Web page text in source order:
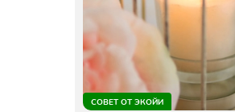
СОВЕТ ОТ ЭКОЙИ